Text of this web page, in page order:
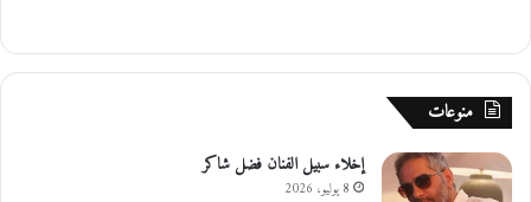
منوعات
إخلاء سبيل الفنان فضل شاكر
8 يوليو، 2026